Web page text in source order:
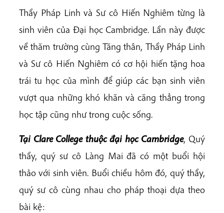
Thầy Pháp Linh và Sư cô Hiến Nghiêm từng là
sinh viên của Đại học Cambridge. Lần này được
về thăm trường cùng Tăng thân, Thầy Pháp Linh
và Sư cô Hiến Nghiêm có cơ hội hiến tặng hoa
trái tu học của mình để giúp các bạn sinh viên
vượt qua những khó khăn và căng thẳng trong
học tập cũng như trong cuộc sống.
Tại Clare College thuộc đại học Cambridge, Quý
thầy, quý sư cô Làng Mai đã có một buổi hội
thảo với sinh viên. Buổi chiều hôm đó, quý thầy,
quý sư cô cùng nhau cho pháp thoại dựa theo
bài kệ: